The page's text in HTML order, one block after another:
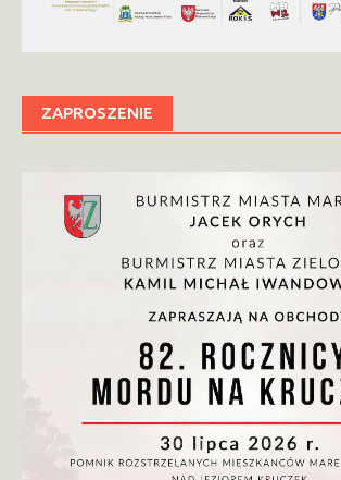
ZAPROSZENIE